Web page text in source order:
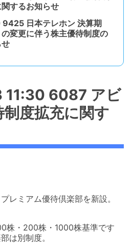
するお知らせ
日本テレホン 決算期
の変更に伴う株主優待制度の
6087 アビ
度拡充に関す
レミアム優待倶楽部を新設。
株・200株・1000株基準です
は別制度。